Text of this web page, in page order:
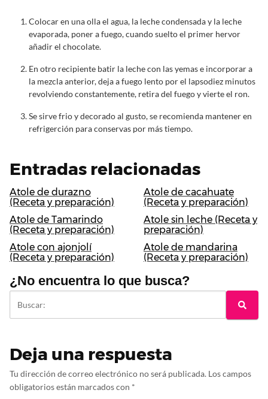
Colocar en una olla el agua, la leche condensada y la leche
evaporada, poner a fuego, cuando suelto el primer hervor
añadir el chocolate.
En otro recipiente batir la leche con las yemas e incorporar a
la mezcla anterior, deja a fuego lento por el lapsodiez minutos
revolviendo constantemente, retira del fuego y vierte el ron.
Se sirve frio y decorado al gusto, se recomienda mantener en
refrigerción para conservas por más tiempo.
Entradas relacionadas
Atole de durazno
(Receta y preparación)
Atole de cacahuate
(Receta y preparación)
Atole de Tamarindo
(Receta y preparación)
Atole sin leche (Receta y
preparación)
Atole con ajonjolí
(Receta y preparación)
Atole de mandarina
(Receta y preparación)
¿No encuentra lo que busca?
Deja una respuesta
Tu dirección de correo electrónico no será publicada. Los campos
obligatorios están marcados con *